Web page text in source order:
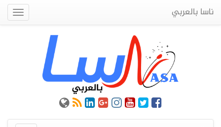
ناسا بالعربي